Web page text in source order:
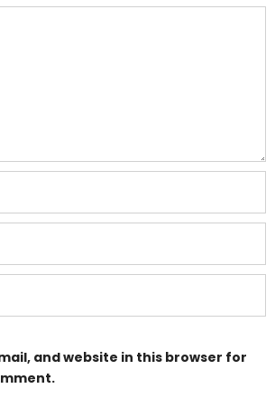
and website in this browser for